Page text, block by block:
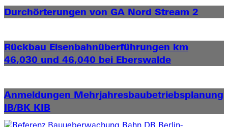
Durchörterungen von GA Nord Stream 2
Rückbau Eisenbahn­überführungen km
46,030 und 46,040 bei Eberswalde
Anmeldungen Mehrjahres­baubetriebs­planung
IB/BK KIB